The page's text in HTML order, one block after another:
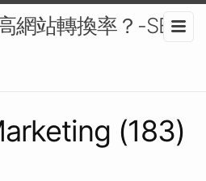
網站轉換率？-SEO
(183)